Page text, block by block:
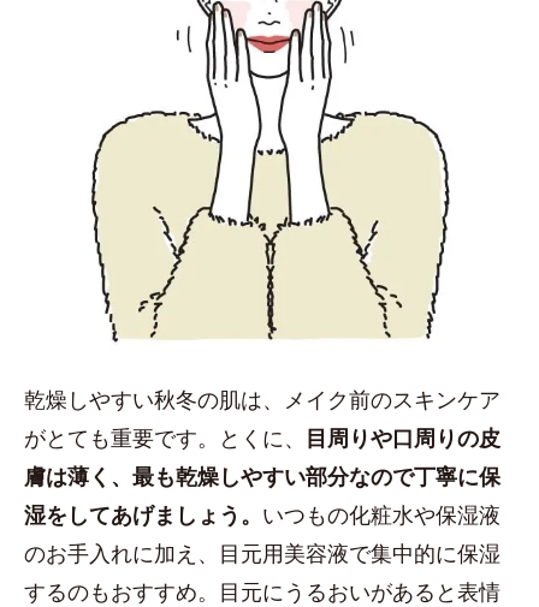
乾燥しやすい秋冬の肌は、メイク前のスキンケア
がとても重要です。とくに、 目周りや口周りの皮
膚は薄く、最も乾燥しやすい部分なので丁寧に保
湿をしてあげましょう。 いつもの化粧水や保湿液
のお手入れに加え、目元用美容液で集中的に保湿
するのもおすすめ。目元にうるおいがあると表情